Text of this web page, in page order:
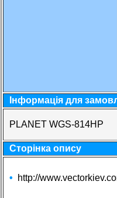
Інформація для
PLANET WGS-814HP
Сторінка опису
• http://